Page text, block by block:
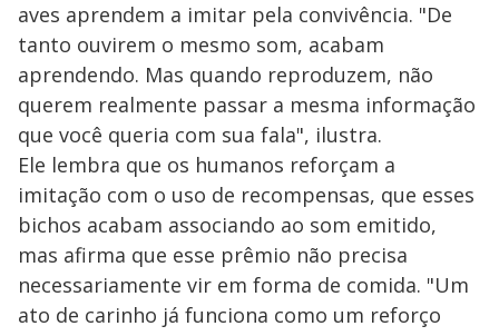
aves aprendem a imitar pela convivência. "De
tanto ouvirem o mesmo som, acabam
aprendendo. Mas quando reproduzem, não
querem realmente passar a mesma informação
que você queria com sua fala", ilustra.
Ele lembra que os humanos reforçam a
imitação com o uso de recompensas, que esses
bichos acabam associando ao som emitido,
mas afirma que esse prêmio não precisa
necessariamente vir em forma de comida. "Um
ato de carinho já funciona como um reforço